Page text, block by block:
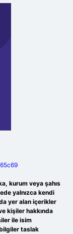
kurum veya şahıs
yalnızca kendi
yer alan içerikler
kişiler hakkında
ile isim
taslak